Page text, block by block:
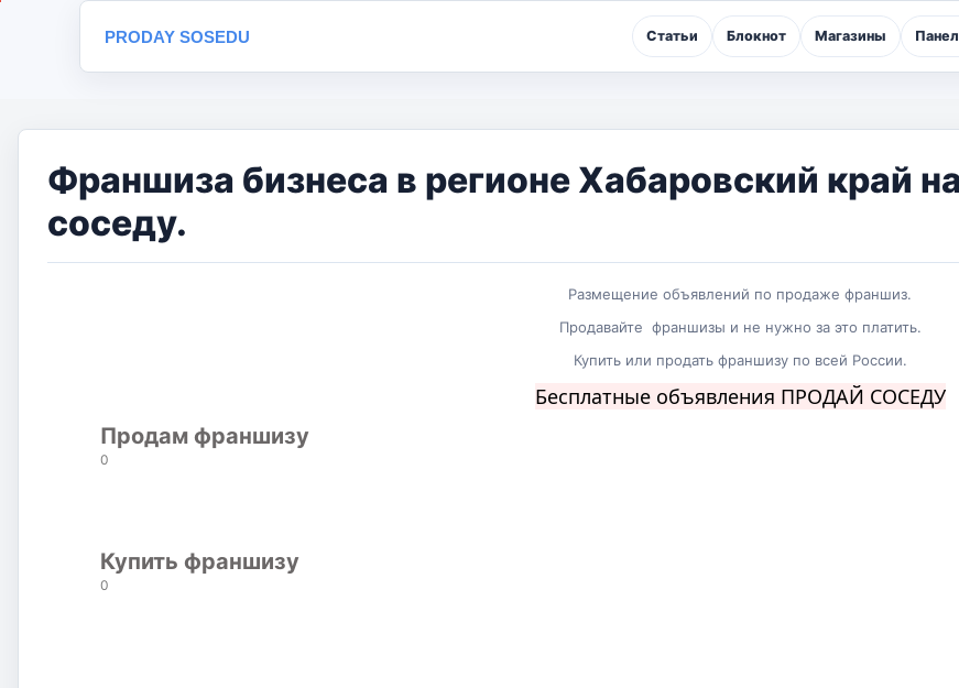
PRODAY SOSEDU Статьи Блокнот Магазины
Франшиза бизнеса в регионе Хабаровский край
соседу.
Размещение объявлений по продаже франшиз.
Продавайте франшизы и не нужно за это платить.
Купить или продать франшизу по всей России.
Бесплатные объявления ПРОДАЙ СОСЕДУ
Продам франшизу
0
Купить франшизу
0